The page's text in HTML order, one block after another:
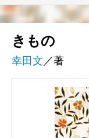
きもの
幸田文 ／著